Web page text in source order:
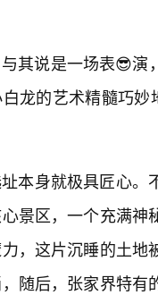
其说是一场表😎演
龙的艺术精髓巧
本身就极具匠心。
景区，一个充满
，这片沉睡的土
随后，张家界特